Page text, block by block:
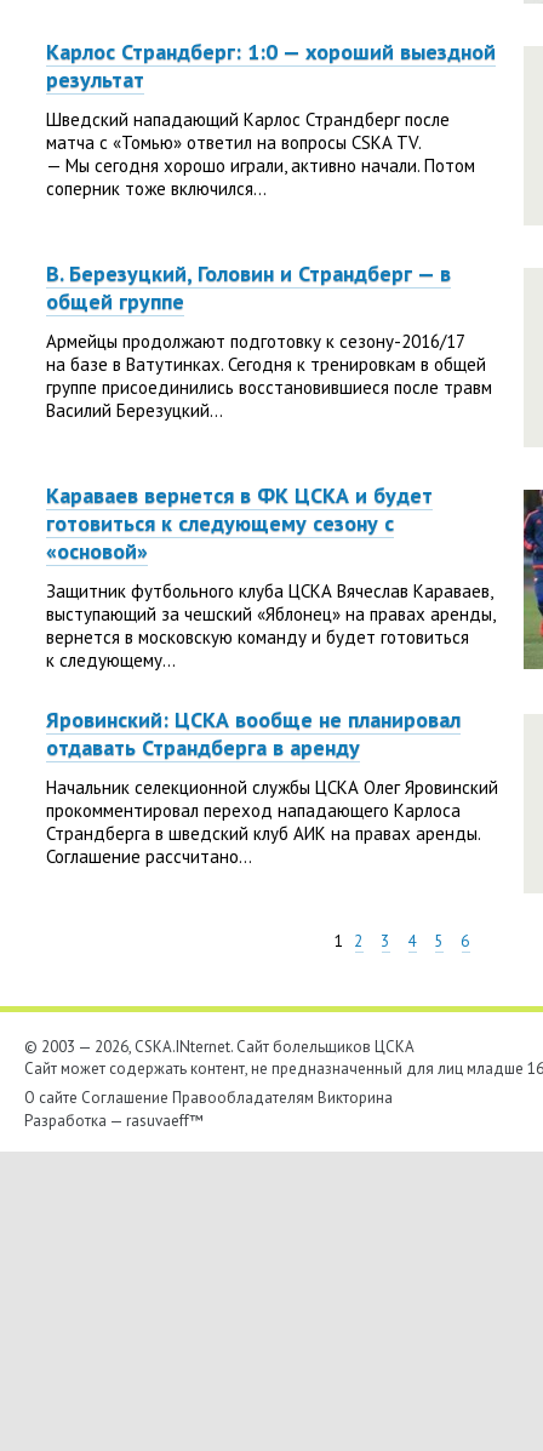
Карлос Страндберг: 1:0 — хороший выездной
результат
Шведский нападающий Карлос Страндберг после
матча с «Томью» ответил на вопросы CSKA TV.
— Мы сегодня хорошо играли, активно начали. Потом
соперник тоже включился...
В. Березуцкий, Головин и Страндберг — в
общей группе
Армейцы продолжают подготовку к сезону-2016/17
на базе в Ватутинках. Сегодня к тренировкам в общей
группе присоединились восстановившиеся после травм
Василий Березуцкий...
Караваев вернется в ФК ЦСКА и будет
готовиться к следующему сезону с
«основой»
Защитник футбольного клуба ЦСКА Вячеслав Караваев,
выступающий за чешский «Яблонец» на правах аренды,
вернется в московскую команду и будет готовиться
к следующему...
Яровинский: ЦСКА вообще не планировал
отдавать Страндберга в аренду
Начальник селекционной службы ЦСКА Олег Яровинский
прокомментировал переход нападающего Карлоса
Страндберга в шведский клуб АИК на правах аренды.
Соглашение рассчитано...
1 2 3 4 5 6
© 2003 — 2026, CSKA.INternet. Cайт болельщиков ЦСКА
Сайт может содержать контент, не предназначенный для лиц младше
О сайте Соглашение Правообладателям Викторина
Разработка — rasuvaeff™